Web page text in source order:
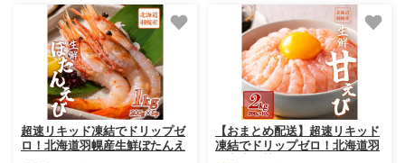
超速リキッド凍結でドリップゼ
ロ！北海道羽幌産生鮮ぼたんえ
【おまとめ配送】超速リキッド
凍結でドリップゼロ！北海道羽